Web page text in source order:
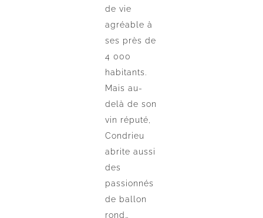
de vie
agréable à
ses près de
4 000
habitants.
Mais au-
delà de son
vin réputé,
Condrieu
abrite aussi
des
passionnés
de ballon
rond…